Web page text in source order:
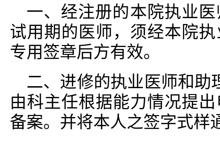
一、经注册的本院执业
试用期的医师，须经本院
专用签章后方有效。
二、进修的执业医师和助
由科主任根据能力情况提
备案。并将本人之签字式样